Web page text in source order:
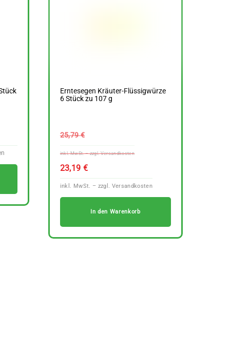
Erntesegen Kräuter-Flüssigwürze
6 Stück zu 107 g
25,79€
25,79 €
23,19 €
Preis
ist:
In den Warenkorb